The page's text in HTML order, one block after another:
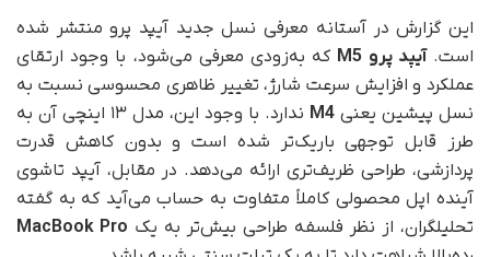
این گزارش در آستانه معرفی نسل جدید آیپد پرو منتشر شده
است.آیپد پرو M5
که به‌زودی معرفی می‌شود، با وجود ارتقای
عملکرد و افزایش سرعت شارژ، تغییر ظاهری محسوسی نسبت به
نسل پیشین یعنی M4
ندارد. با وجود این، مدل ۱۳ اینچی آن به
طرز قابل‌ توجهی باریک‌تر شده است و بدون کاهش قدرت
پردازشی، طراحی ظریف‌تری ارائه می‌دهد. در مقابل، آیپد تاشوی
آینده اپل محصولی کاملاً متفاوت به حساب می‌آید که به گفته
تحلیلگران، از نظر فلسفه طراحی بیش‌تر به یک MacBook Pro